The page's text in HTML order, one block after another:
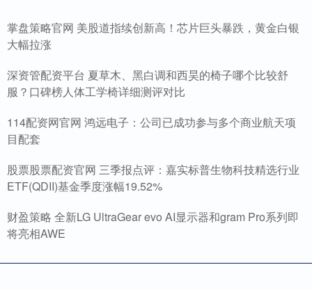
掌盘策略官网 美股道指续创新高！芯片巨头暴跌，黄金白银
大幅拉涨
深资管配资平台 夏草木、黑白调和西昊的椅子哪个比较舒
服？口碑榜人体工学椅详细测评对比
114配资网官网 鸿远电子：公司已成功参与多个商业航天项
目配套
股票股票配资官网 三季报点评：嘉实标普生物科技精选行业
ETF(QDII)基金季度涨幅19.52%
财盈策略 全新LG UltraGear evo AI显示器和gram Pro系列即
将亮相AWE